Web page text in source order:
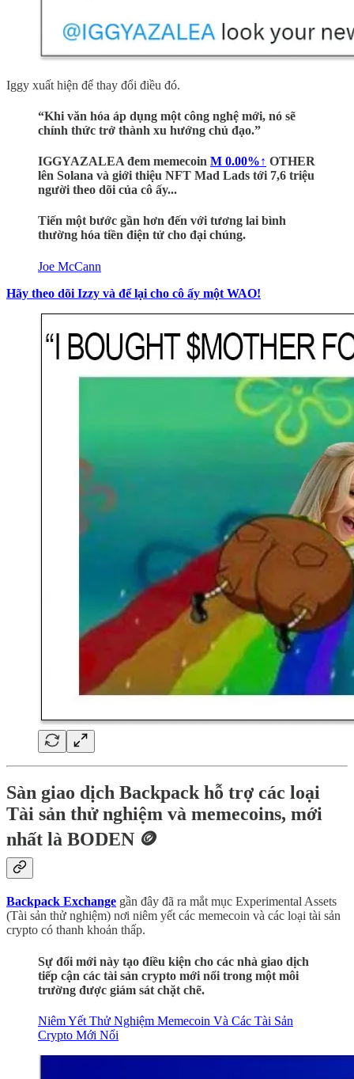
Iggy xuất hiện để thay đổi điều đó.
“Khi văn hóa áp dụng một công nghệ mới, nó sẽ
chính thức trở thành xu hướng chủ đạo.”
IGGYAZALEA đem memecoin M 0.00%↑ OTHER
lên Solana và giới thiệu NFT Mad Lads tới 7,6 triệu
người theo dõi của cô ấy...
Tiến một bước gần hơn đến với tương lai bình
thường hóa tiền điện tử cho đại chúng.
Joe McCann
Hãy theo dõi Izzy và để lại cho cô ấy một WAO!
Sàn giao dịch Backpack hỗ trợ các loại
Tài sản thử nghiệm và memecoins, mới
nhất là BODEN 🪙
Backpack Exchange gần đây đã ra mắt mục Experimental Assets
(Tài sản thử nghiệm) nơi niêm yết các memecoin và các loại tài sản
crypto có thanh khoản thấp.
Sự đổi mới này tạo điều kiện cho các nhà giao dịch
tiếp cận các tài sản crypto mới nổi trong một môi
trường được giám sát chặt chẽ.
Niêm Yết Thử Nghiệm Memecoin Và Các Tài Sản
Crypto Mới Nổi